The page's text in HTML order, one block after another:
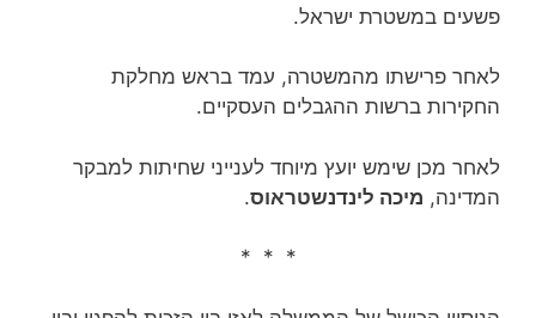
פשעים במשטרת ישראל.
לאחר פרישתו מהמשטרה, עמד בראש מחלקת
החקירות ברשות ההגבלים העסקיים.
לאחר מכן שימש יועץ מיוחד לענייני שחיתות למבקר
המדינה, מיכה לינדנשטראוס.
* * *